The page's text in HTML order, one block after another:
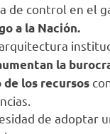
de control en el
a la Nación.
la
de los recursos
de adoptar